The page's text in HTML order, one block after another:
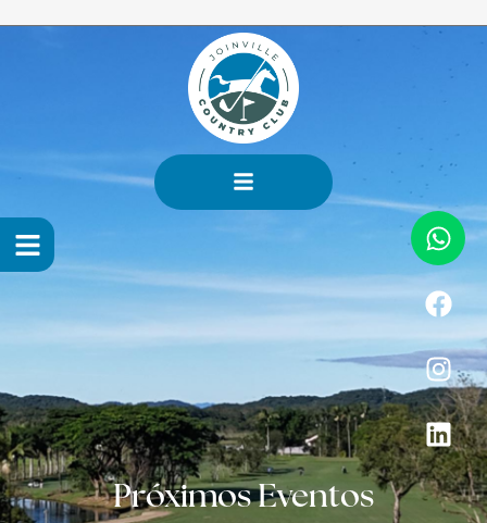
Próximos Eventos